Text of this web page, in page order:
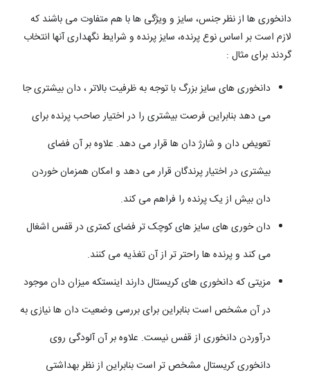
دانخوری ها از نظر جنس، سایز و ویژگی ها با هم متفاوت می باشند که
لازم است بر اساس نوع پرنده، سایز پرنده و شرایط نگهداری آنها انتخاب
گردند برای مثال :
دانخوری های سایز بزرگ با توجه به ظرفیت بالاتر ، دان بیشتری جا
می دهد بنابراین فرصت بیشتری را در اختیار صاحب پرنده برای
تعویض دان و شارژ دان ها قرار می دهد. علاوه بر آن فضای
بیشتری در اختیار پرندگان قرار می دهد و امکان همزمان خوردن
دان بیش از یک پرنده را فراهم می کند.
دان خوری های سایز های کوچک تر فضای کمتری در قفس اشغال
می کند و پرنده ها راحتر تر از آن تغذیه می کنند.
مزیتی که دانخوری های کریستال دارند اینستکه میزان دان موجود
در آن مشخص است بنابراین برای بررسی وضعیت دان ها نیازی به
درآوردن دانخوری از قفس نیست. علاوه بر آن آلودگی روی
دانخوری کریستال مشخص تر است بنابراین از نظر بهداشتی